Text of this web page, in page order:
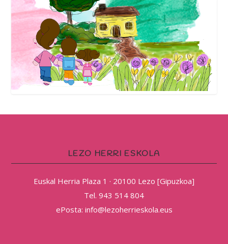
LEZO HERRI ESKOLA
Euskal Herria Plaza 1 · 20100 Lezo [Gipuzkoa]
Tel. 943 514 804
ePosta: info@lezoherrieskola.eus